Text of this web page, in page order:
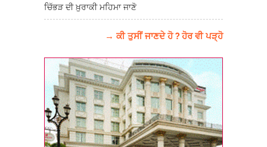
ਚਿੱਭੜ ਦੀ ਖ਼ੁਰਾਕੀ ਮਹਿਮਾ ਜਾਣੋ
→ ਕੀ ਤੁਸੀਂ ਜਾਣਦੇ ਹੋ ? ਹੋਰ ਵੀ ਪੜ੍ਹੋ